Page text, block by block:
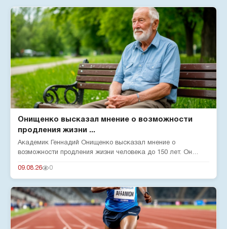
Онищенко высказал мнение о возможности
продления жизни ...
Академик Геннадий Онищенко высказал мнение о
возможности продления жизни человека до 150 лет. Он
09.08.26 0